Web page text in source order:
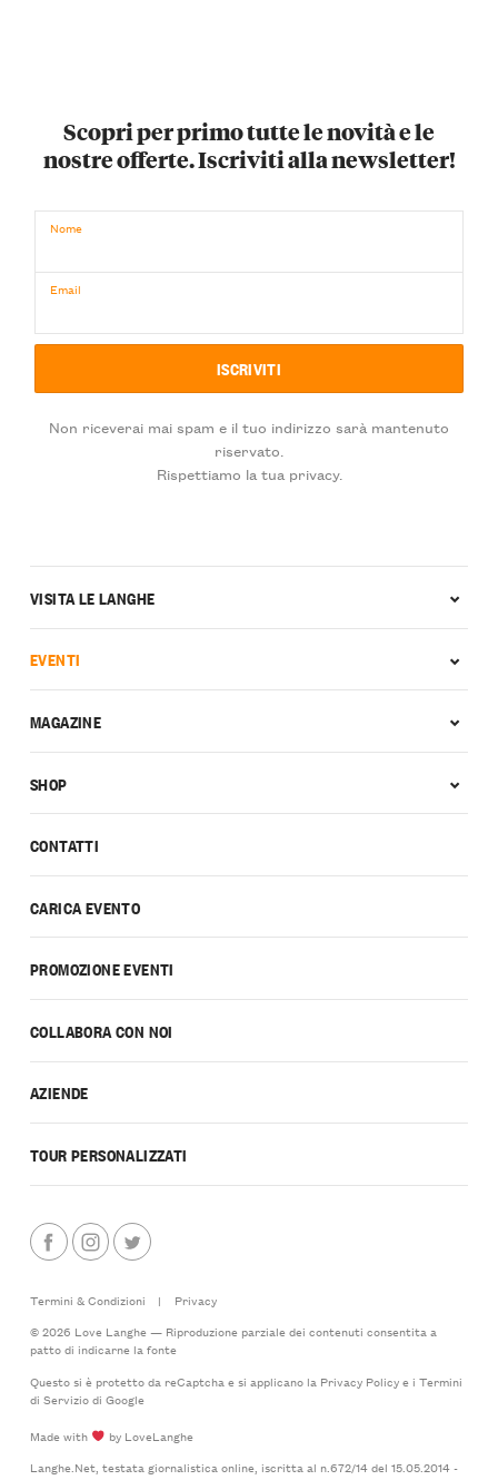
Scopri per primo tutte le novità e le
nostre offerte. Iscriviti alla newsletter!
Nome
Email
Non riceverai mai spam e il tuo indirizzo sarà mantenuto
riservato.
Rispettiamo la tua privacy.
CONTATTI
CARICA EVENTO
PROMOZIONE EVENTI
COLLABORA CON NOI
AZIENDE
TOUR PERSONALIZZATI
VISITA LE LANGHE
EVENTI
MAGAZINE
SHOP
Termini & Condizioni |
Privacy
© 2026 Love Langhe — Riproduzione parziale dei contenuti consentita a
patto di indicarne la fonte
Questo si è protetto da reCaptcha e si applicano la Privacy Policye i Termini
di Serviziodi Google
Made with
by LoveLanghe
Langhe.Net, testata giornalistica online, iscritta al n.672/14 del 15.05.2014 -